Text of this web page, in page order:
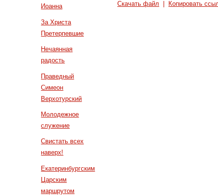
Иоанна
За Христа
Претерпевшие
Нечаянная
радость
Праведный
Симеон
Верхотурский
Молодежное
служение
Свистать всех
наверх!
Екатеринбургским
Царским
маршрутом
Скачать файл Копировать